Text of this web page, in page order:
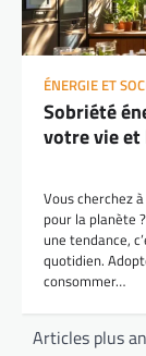
ÉNERGIE ET
Sobriété
votre vie
Vous cherchez
pour la planète
une tendance,
quotidien.
consommer…
Navigation
Articles plus